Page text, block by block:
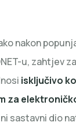
nakon
u, zahtjev
isključivo
za
sastavni dio